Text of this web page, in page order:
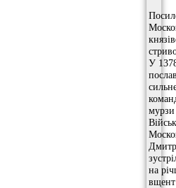
У
мурзи
на
вщент